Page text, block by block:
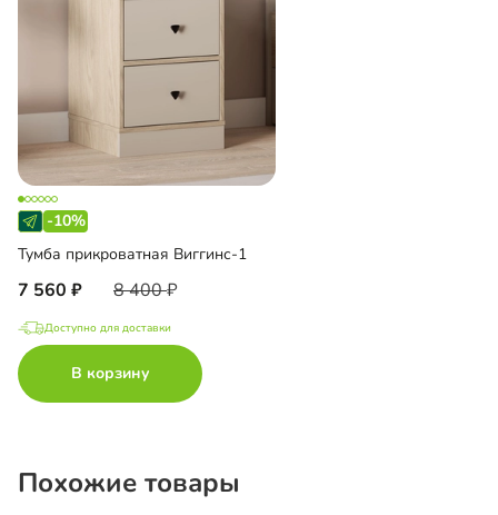
-10%
Тумба прикроватная Виггинс-1
7 560 8 400
Доступно для доставки
В корзину
Похожие товары